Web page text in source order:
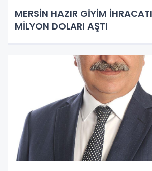
MERSİN HAZIR GİYİM
MİLYON DOLARI AŞTI